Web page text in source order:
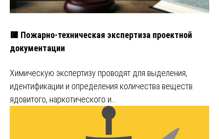
🟥 Пожарно-техническая экспертиза проектной
документации
Химическую экспертизу проводят для выделения,
идентификации и определения количества веществ
ядовитого, наркотического и…